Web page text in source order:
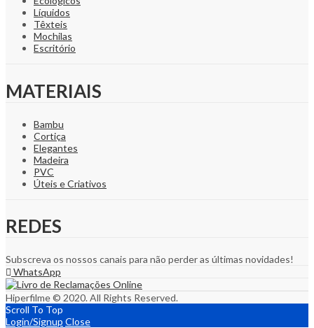
Líquidos
Têxteis
Mochilas
Escritório
MATERIAIS
Bambu
Cortiça
Elegantes
Madeira
PVC
Úteis e Criativos
REDES
Subscreva os nossos canais para não perder as últimas novidades!
WhatsApp
Hiperfilme © 2020. All Rights Reserved.
Scroll To Top
Login/Signup Close